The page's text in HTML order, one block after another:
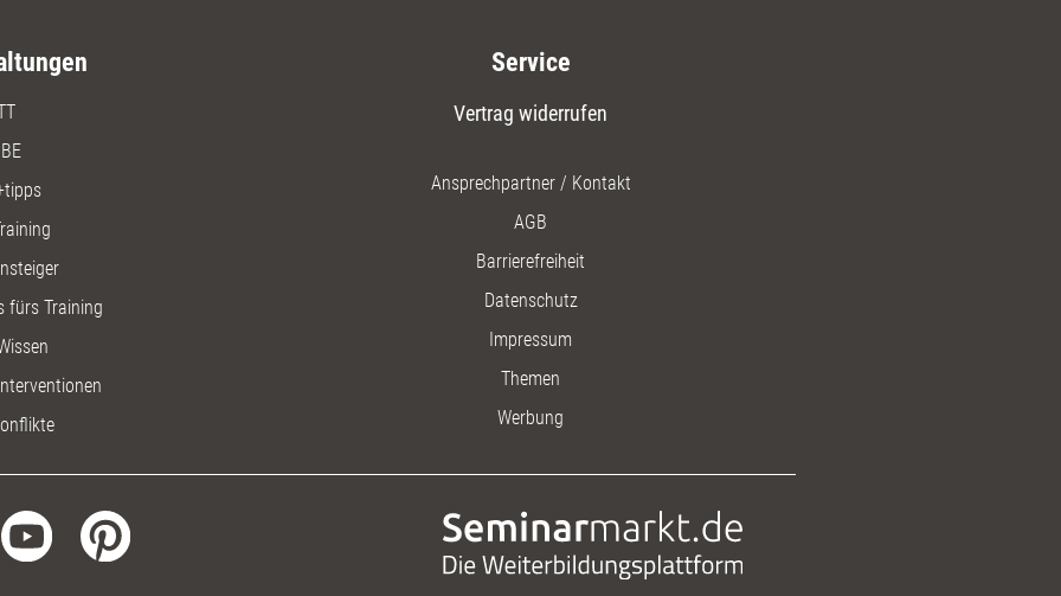
fürs Training
Service
Vertrag widerrufen
Ansprechpartner / Kontakt
AGB
Barrierefreiheit
Datenschutz
Impressum
Themen
Werbung